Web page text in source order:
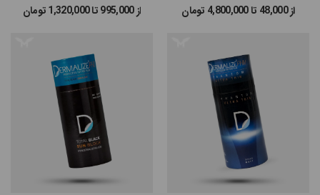
از 48,000 تا 4,800,000 تومان از 995,000 تا 1,320,000 تومان